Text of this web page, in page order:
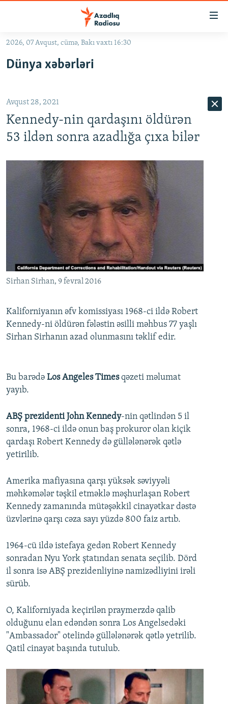
Əsas
qayıt
qayıt
Axtarışa
#İZAHLA
#ƏSLINDƏ
FƏRQƏ BAX
ARAŞDIRMA
MULTIMEDIA
FOTOQALEREYA
İNFOQRAFIKA
RADIO ARXIV
AZƏRBAYCAN ƏDƏBIYYATI KITABXANASI
İSLAM VƏ DEMOKRATIYA
HAQQIMIZDA
MISSIYAMIZ
PEŞƏ ETIKASI VƏ JURNALISTIKA STANDARTLARIMIZ
BIZIMLƏ ƏLAQƏ
XƏBƏR BÜLLETENLƏRIMIZ
2026, 07 Avqust, cümə, Bakı vaxtı 16:30
Dünya xəbərləri
Avqust 28, 2021
Kennedy-nin qardaşını öldürən
53 ildən sonra azadlığa çıxa bilər
Sirhan Sirhan, 9 fevral 2016
Kaliforniyanın əfv komissiyası 1968-ci ildə Robert
Kennedy-ni öldürən fələstin əsilli məhbus 77 yaşlı
Sirhan Sirhanın azad olunmasını təklif edir.
Bu barədə Los Angeles Timesqəzeti məlumat
yayıb.
ABŞ prezidenti John Kennedy-nin qətlindən 5 il
sonra, 1968-ci ildə onun baş prokuror olan kiçik
qardaşı Robert Kennedy də güllələnərək qətlə
yetirilib.
Amerika mafiyasına qarşı yüksək səviyyəli
məhkəmələr təşkil etməklə məşhurlaşan Robert
Kennedy zamanında mütəşəkkil cinayətkar dəstə
üzvlərinə qarşı cəza sayı yüzdə 800 faiz artıb.
1964-cü ildə istefaya gedən Robert Kennedy
sonradan Nyu York ştatından senata seçilib. Dörd
il sonra isə ABŞ prezidenliyinə namizədliyini irəli
sürüb.
O, Kaliforniyada keçirilən praymerzdə qalib
olduğunu elan edəndən sonra Los Angelsedəki
"Ambassador" otelində güllələnərək qətlə yetrilib.
Qatil cinayət başında tutulub.